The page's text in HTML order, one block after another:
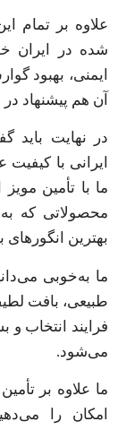
علاوه بر تمام
شده در ایران
ایمنی، بهبود
آن هم پیشنهاد
در نهایت باید
ایرانی با
ما با تأمین
محصولاتی که
بهترین
ما به‌خوبی
طبیعی، بافت
فرایند انتخاب و
می‌شود.
ما علاوه بر
امکان را